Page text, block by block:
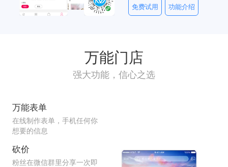
免费试用 功能介绍
万能门店
强大功能，信心之选
万能表单
在线制作表单，手机任何你
想要的信息
砍价
粉丝在微信群里分享一次即